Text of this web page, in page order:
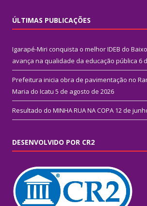
ÚLTIMAS PUBLICAÇÕES
Igarapé-Miri conquista o melhor IDEB do
avança na qualidade da educação pública 6
Prefeitura inicia obra de pavimentação no
Maria do Icatu 5 de agosto de 2026
Resultado do MINHA RUA NA COPA 12 de
DESENVOLVIDO POR CR2